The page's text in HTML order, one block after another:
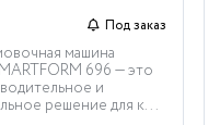
Под заказ
машина
696 — это
и
решение для к...